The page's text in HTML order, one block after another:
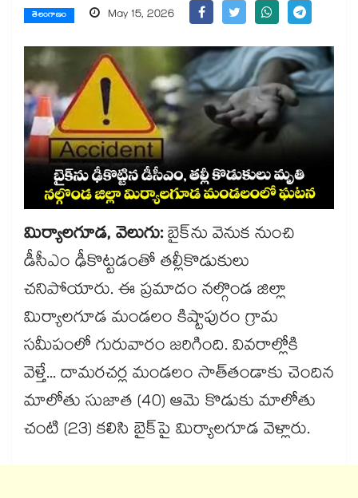
తెలంగాణం May 15, 2026
మిర్యాలగూడ, వెలుగు:బైక్‌‌‌‌‌‌‌‌ను వెనుక నుంచి
డీసీఎం ఢీకొట్టడంతో తల్లీకొడుకులు
చనిపోయారు. ఈ ప్రమాదం నల్గొండ జిల్లా
మిర్యాలగూడ మండలం కిష్టాపురం గ్రామ
సమీపంలో గురువారం జరిగింది. వివరాల్లోకి
వెళ్తే... దామరచర్ల మండలం సాత్‌‌‌‌‌‌‌‌తండాకు చెందిన
మాలోతు సుజాత (40) ఆమె కొడుకు మాలోతు
చంటి (23) కలిసి బైక్‌‌‌‌‌‌‌‌పై మిర్యాలగూడ వెళ్లారు.